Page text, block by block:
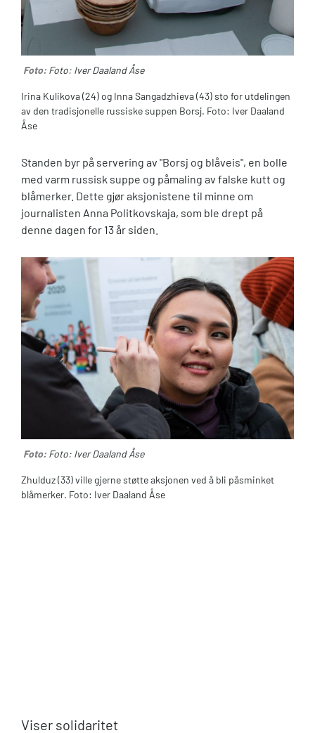
Foto: Foto: Iver Daaland Åse
Irina Kulikova (24) og Inna Sangadzhieva (43) sto for utdelingen
av den tradisjonelle russiske suppen Borsj. Foto: Iver Daaland
Åse
Standen byr på servering av "Borsj og blåveis", en bolle
med varm russisk suppe og påmaling av falske kutt og
blåmerker. Dette gjør aksjonistene til minne om
journalisten Anna Politkovskaja, som ble drept på
denne dagen for 13 år siden.
Foto: Foto: Iver Daaland Åse
Zhulduz (33) ville gjerne støtte aksjonen ved å bli påsminket
blåmerker. Foto: Iver Daaland Åse
Viser solidaritet